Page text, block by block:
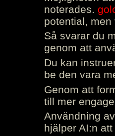
noterades.
potential, men
Så svarar du
genom att
Du kan
be den vara
Genom att
till mer
Användning
hjälper AI:n